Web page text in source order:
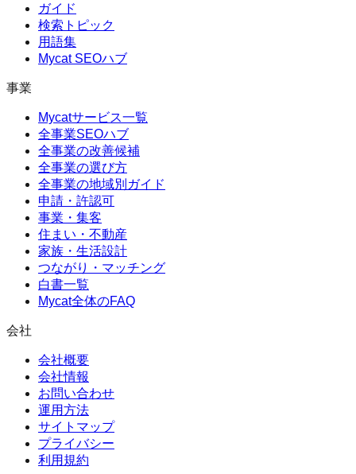
ガイド
検索トピック
用語集
Mycat SEOハブ
事業
Mycatサービス一覧
全事業SEOハブ
全事業の改善候補
全事業の選び方
全事業の地域別ガイド
申請・許認可
事業・集客
住まい・不動産
家族・生活設計
つながり・マッチング
白書一覧
Mycat全体のFAQ
会社
会社概要
会社情報
お問い合わせ
運用方法
サイトマップ
プライバシー
利用規約